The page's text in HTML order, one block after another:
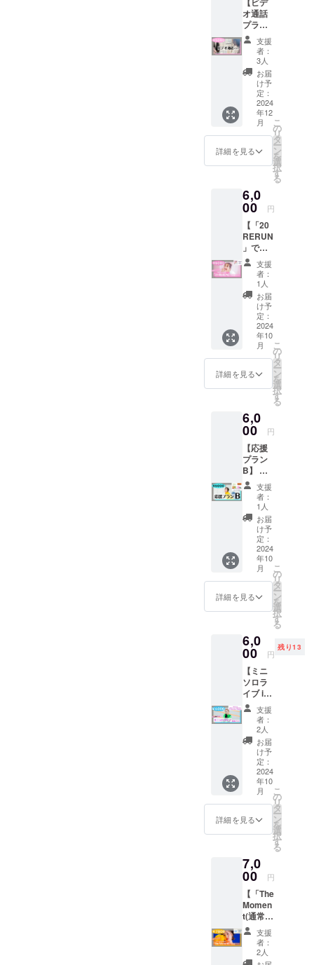
をお願
い致し
ます。
【撮影
におけ
る注意
事項】
・演奏
中の撮
影及び
録音は
禁止と
させて
いただ
きま
【入場
時、会
場内に
おける
注意事
項】 ・
ご入場
いただ
いた順
でお席
をお選
びいた
だけま
す。譲
り合っ
てご協
力いた
だける
と幸い
係員よ
りお席
のご相
談をさ
せてい
ただく
場合が
ござい
ます。
・会場
内で係
員の指
示及び
注意に
従わな
い場
合、入
場をお
断り、
ご退場
頂く場
合がご
ざいま
す。ま
た開演
中のご
入場に
ついて
は、制
限させ
て頂く
場合が
ござい
ます。
・紛失
や盗難
かねま
すので
予めご
了承下
さい。
・酒
類、危
険物等
を持込
いただ
きま
す。
〈3曲入
り〉 収
録曲 1.
Palette
2. 無法
地帯-
piano
ver- 3.
蛍の光
クラウ
ドファ
制作し
た大切
な作品
です。
沢山の
ご支
援、本
当にあ
りがと
うござ
いまし
た。
ファン
の方と
一緒に
げた大
切な作
トして
いただ
けると
嬉しい
です！
イン入
り)と限
定ポス
トカー
ドをお
送りす
るプラ
ンで
す。 ミ
ニアル
バムに
加え、
Acherie
よりサ
を同封
させて
いただ
きま
す。
〈4曲入
り〉 収
録曲 1.
Cherry
Bloom
Secret
Love 3.
lullaby
Starligh
t 春のラ
ブソン
ry
Bloom
」を含
む全4曲
が収録
されて
おりま
す。 是
非この
機会に
ゲット
してい
ただけ
ると嬉
しいで
トカー
ドを郵
送。
②Ache
rieより
サン
キュー
カード
を同
封。
2024年
5月18日
に発売
した3曲
「Shiki
」の
CD(サ
イン入
り)と限
定ポス
トカー
ドをお
送りす
るプラ
ンで
す。 ミ
ニアル
バムに
加え、
Acherie
よりサ
を同封
させて
いただ
きま
す。
〈3曲入
り〉 収
録曲 01.
Cherry
Bloom -
English
ver. 02.
Grief -
English
ver. 03.
-
English
版アル
バムと
なって
おりま
す！ 過
去にリ
リース
したオ
リジナ
ル曲の
中から3
曲を新
たに英
語バー
ジョン
いたし
まし
機会に
ゲット
して聴
いてい
ただけ
ると嬉
しいで
す！
オ通話
プラ
ン】 リ
ターン
内容：
①Ache
rieと5
分間の
ビデオ
通話が
できる
プラン
です。
②Ache
rieより
メール
をお送
りさせ
ていた
だきま
す。
(メール
の内容
はみな
さま同
じにな
ります)
注意事
項： ・
zoomを
使用し
てビデ
月頃
メール
にて詳
細をお
送りさ
せてい
ただき
ます) ・
12月1
日〜12
月20日
の期間
で備考
欄にご
希望の
日時を
第1〜第
5希望ぐ
入くだ
さい。
(例：第
1希望
12月1日
12時〜
15時) ・
どうし
ても繋
がらな
かった
場合や
お忘れ
の場合
は対応
い場合
がござ
Acherie
本人が
中断せ
ざるを
得ない
と思っ
た場合
はス
タッフ
支援
者：
3人
お届
け予
定：
2024
年12
月
詳細を見る
こ
の
リ
タ
ー
ン
を
選
択
す
る
6,0
00 円
【「20
RERUN
」で応
援プラ
ン】 リ
ターン
内容：
①2023
年9月16
日発売5
曲入り
2nd
mini
album
「20
RERUN
CD(サ
イン入
り)と限
定ポス
トカー
ドを郵
送。
②Ache
rieより
サン
キュー
カード
を同
封。
2023年
9月16日
に発売
Acherie
mini
album
「20
RERUN
」の
CD(サ
イン入
り)と限
定ポス
トカー
ドをお
送りす
るプラ
ンで
す。 ミ
ニアル
バムに
Acherie
ン
キュー
カード
を同封
させて
いただ
きま
す。
〈５曲
支援
者：
1人
お届
け予
定：
2024
年10
月
詳細を見る
こ
の
リ
タ
ー
ン
を
選
択
す
る
6,0
00 円
【応援
プラン
B】 リ
ターン
内容：
①Ache
rieより
サン
キュー
カード
を同
封。 ②
オリジ
ナルThe
Momen
tポスト
枚組 (画
像参
照・サ
イズ：
100×14
8) ③オ
リジナ
ルオレ
ンジタ
オル(画
像参
照・サ
イズ：
340mm
×840m
m・素
材：綿
100%・
ジ、文
字はブ
ラック)
④オリ
ジナル
ロゴス
テッ
カー (画
像参
支援
者：
1人
お届
け予
定：
2024
年10
月
詳細を見る
こ
の
リ
タ
ー
ン
を
選
択
す
る
6,0
00 円
残り13
【ミニ
ソロラ
イブ in
東京応
援プラ
ン】 リ
ターン
内容：
①Ache
rie ミニ
ソロラ
イブ in
東京の
チケッ
トを提
供させ
だきま
す。(会
場取り
置き)
②Ache
rieより
お礼の
メール
をお送
りさせ
支援
者：
2人
お届
け予
定：
2024
年10
月
詳細を見る
こ
の
リ
タ
ー
ン
を
選
択
す
る
7,0
00 円
【「The
Momen
t(通常
ver.)」
で応援
プラ
ン】 リ
支援
者：
2人